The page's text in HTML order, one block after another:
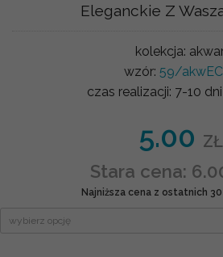
Eleganckie Z
kolekcja:
wzór: 59/
czas realizacji: 7-10
5.00 ZŁ
Stara cena:
Najniższa cena z ostatnich 30